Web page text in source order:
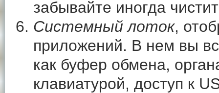
забывайте иногда
Системный лоток,
приложений. В нем вы
как буфер обмена,
клавиатурой, доступ к